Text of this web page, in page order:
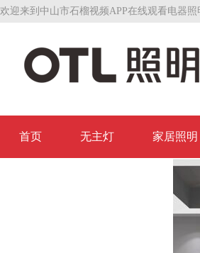
欢迎来到中山市石榴视频APP在线观看电器
首页 无主灯 家居照明